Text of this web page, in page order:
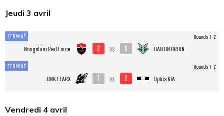
Jeudi 3 avril
TERMINÉ
Nongshim Red Force 2 vs 0 HANJIN BRION
Rounds 1-2
TERMINÉ
BNK FEARX 1 vs 2 Dplus KIA
Rounds 1-2
Vendredi 4 avril